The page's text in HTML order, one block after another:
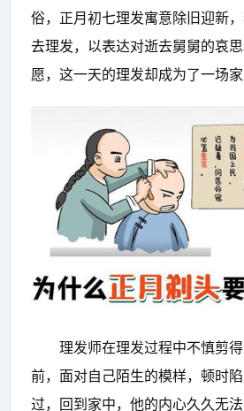
俗，正月初七理发寓意除旧迎新
去理发，以表达对逝去舅舅的哀
愿，这一天的理发却成为了一场家
理发师在理发过程中不慎剪
前，面对自己陌生的模样，顿时
过，回到家中，他的内心久久无